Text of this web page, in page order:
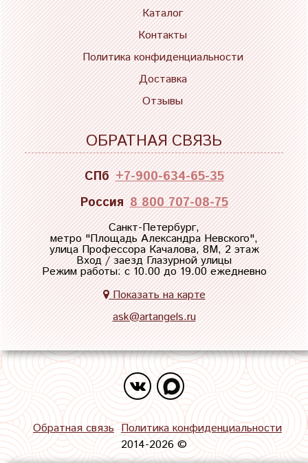
Каталог
Контакты
Политика конфиденциальности
Доставка
Отзывы
ОБРАТНАЯ СВЯЗЬ
СПб +7-900-634-65-35
Россия 8 800 707-08-75
Санкт-Петербург,
метро "Площадь Александра Невского",
улица Профессора Качалова, 8М, 2 этаж
Вход / заезд Глазурной улицы
Режим работы: с 10.00 до 19.00 ежедневно
Показать на карте
ask@artangels.ru
Обратная связь Политика конфиденциальности
2014-2026 ©